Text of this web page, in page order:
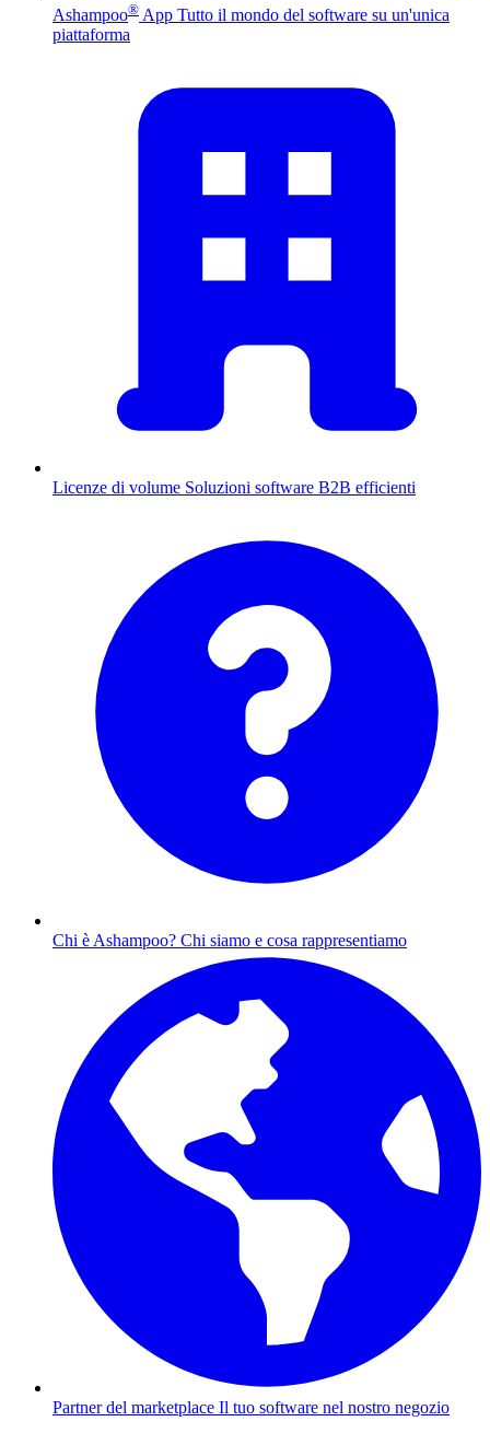
Ashampoo® App Tutto il mondo del software su un'unica
piattaforma
Licenze di volume Soluzioni software B2B efficienti
Chi è Ashampoo? Chi siamo e cosa rappresentiamo
Partner del marketplace Il tuo software nel nostro negozio